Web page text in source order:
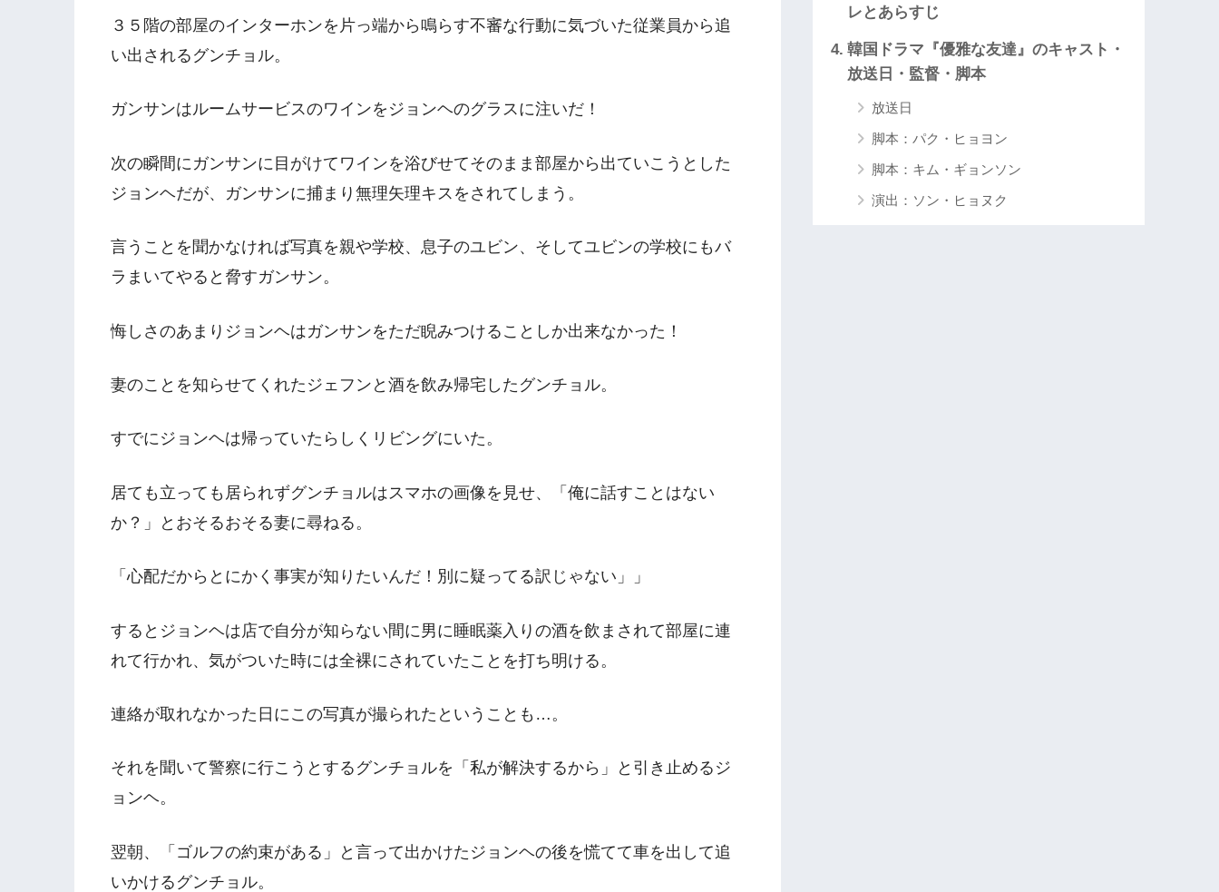
３５階の部屋のインターホンを片っ端から鳴らす不審な行動に気づいた従業員から追
い出されるグンチョル。
ガンサンはルームサービスのワインをジョンヘのグラスに注いだ！
次の瞬間にガンサンに目がけてワインを浴びせてそのまま部屋から出ていこうとした
ジョンヘだが、ガンサンに捕まり無理矢理キスをされてしまう。
言うことを聞かなければ写真を親や学校、息子のユビン、そしてユビンの学校にもバ
ラまいてやると脅すガンサン。
悔しさのあまりジョンヘはガンサンをただ睨みつけることしか出来なかった！
妻のことを知らせてくれたジェフンと酒を飲み帰宅したグンチョル。
すでにジョンヘは帰っていたらしくリビングにいた。
居ても立っても居られずグンチョルはスマホの画像を見せ、「俺に話すことはない
か？」とおそるおそる妻に尋ねる。
「心配だからとにかく事実が知りたいんだ！別に疑ってる訳じゃない」」
するとジョンヘは店で自分が知らない間に男に睡眠薬入りの酒を飲まされて部屋に連
れて行かれ、気がついた時には全裸にされていたことを打ち明ける。
連絡が取れなかった日にこの写真が撮られたということも…。
それを聞いて警察に行こうとするグンチョルを「私が解決するから」と引き止めるジ
ョンヘ。
翌朝、「ゴルフの約束がある」と言って出かけたジョンヘの後を慌てて車を出して追
いかけるグンチョル。
レとあらすじ
韓国ドラマ『優雅な友達』のキャスト・
放送日・監督・脚本
放送日
脚本：パク・ヒョヨン
脚本：キム・ギョンソン
演出：ソン・ヒョヌク